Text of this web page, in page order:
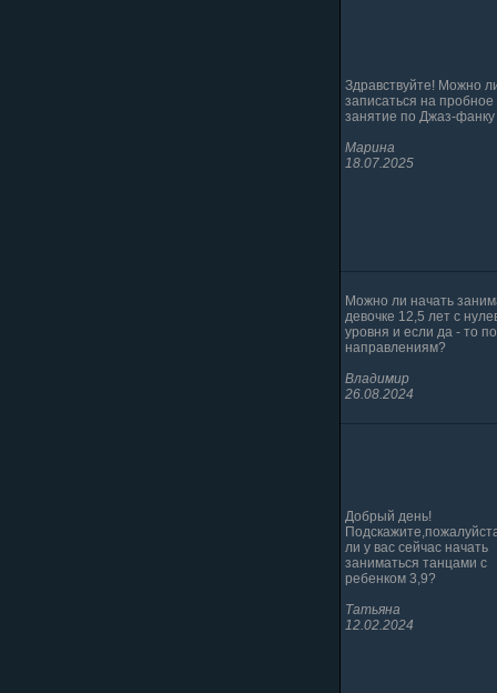
Здравствуйте! Можно
записаться на пробное
занятие по Джаз-
Марина
18.07.2025
Можно ли начать
девочке 12,5 лет с
уровня и если да - то
направлениям?
Владимир
26.08.2024
Добрый день!
ли у вас сейчас начать
заниматься танцами с
ребенком 3,9?
Татьяна
12.02.2024